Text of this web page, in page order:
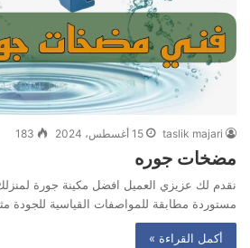
taslik majari 15 أغسطس، 2024 183
مضخات جوره
نقدم لك عزيزي العميل افضل مكينة جورة
مستوردة مطابقة للمواصفات القياسية للجودة
أكمل القراءة »